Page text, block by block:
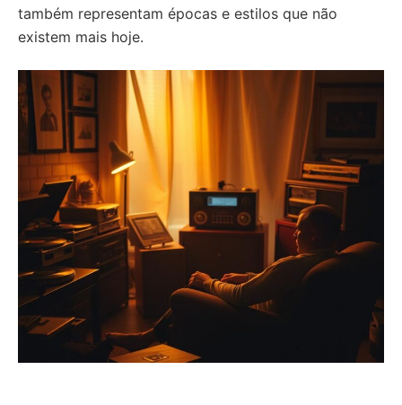
também representam épocas e estilos que não
existem mais hoje.